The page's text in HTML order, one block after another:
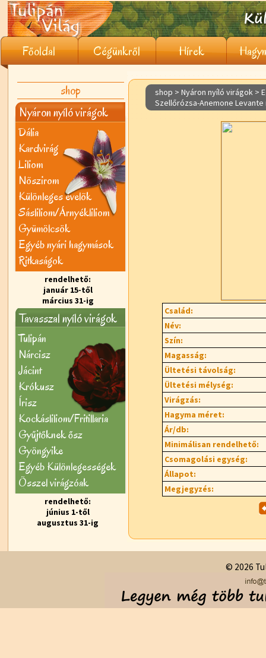
Főoldal Cégünkről Hírek
shop
Nyáron nyíló virágok
Dália
Kardvirág
Liliom
Nõszirom
Különleges évelõk
Sásliliom/Árnyékliliom
Gyümölcsök
Egyéb nyári hagymások
Ritkaságok
rendelhető:
január 15-től
március 31-ig
Tavasszal nyíló virágok
Tulipán
Nárcisz
Jácint
Krókusz
Írisz
Kockásliliom/Fritillaria
Gyűjtőknek ősz
Gyöngyike
Egyéb Különlegességek
Õsszel virágzóak
rendelhető:
június 1-től
augusztus 31-ig
shop > Nyáron nyíló virágok >
Szellőrózsa-Anemone
Család:
Név:
Szín:
Magasság:
Ültetési távolság:
Ültetési mélység:
Virágzás:
Hagyma méret:
Ár/db:
Minimálisan rendelhető:
Csomagolási egység:
Állapot:
Megjegyzés:
© 2026